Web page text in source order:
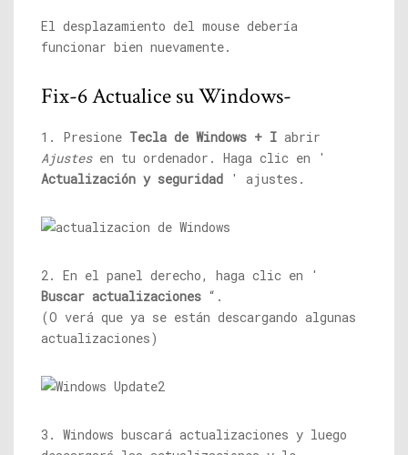
El desplazamiento del mouse debería
funcionar bien nuevamente.
Fix-6 Actualice su Windows-
1. Presione Tecla de Windows + I abrir
Ajustesen tu ordenador. Haga clic en '
Actualización y seguridad ' ajustes.
2. En el panel derecho, haga clic en '
Buscar actualizaciones “.
(O verá que ya se están descargando algunas
actualizaciones)
3. Windows buscará actualizaciones y luego